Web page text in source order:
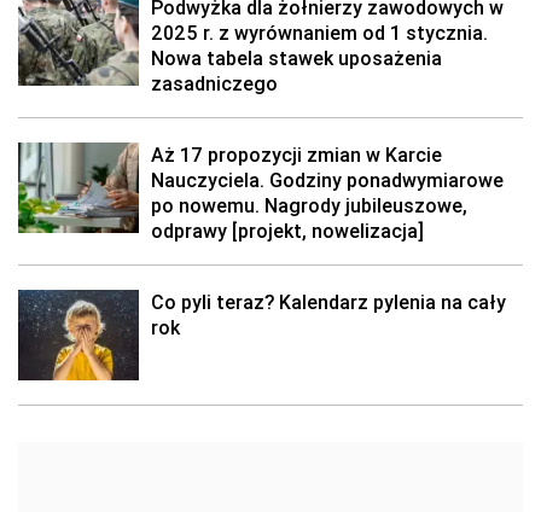
Podwyżka dla żołnierzy zawodowych w
2025 r. z wyrównaniem od 1 stycznia.
Nowa tabela stawek uposażenia
zasadniczego
Aż 17 propozycji zmian w Karcie
Nauczyciela. Godziny ponadwymiarowe
po nowemu. Nagrody jubileuszowe,
odprawy [projekt, nowelizacja]
Co pyli teraz? Kalendarz pylenia na cały
rok